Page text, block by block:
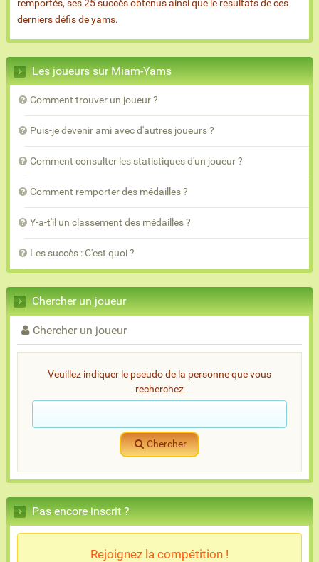
remportés, ses 25 succès obtenus ainsi que le resultats de ces
derniers défis de yams.
Les joueurs sur Miam-Yams
Comment trouver un joueur ?
Puis-je devenir ami avec d'autres joueurs ?
Comment consulter les statistiques d'un joueur ?
Comment remporter des médailles ?
Y-a-t'il un classement des médailles ?
Les succès : C'est quoi ?
Chercher un joueur
Chercher un joueur
Veuillez indiquer le pseudo de la personne que vous
recherchez
Chercher
Pas encore inscrit ?
Rejoignez la compétition !